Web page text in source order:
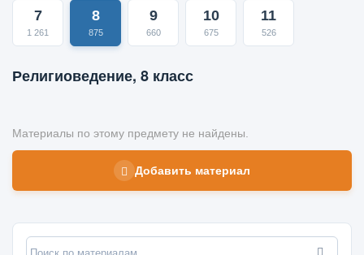
7
1 261
8
875
9
660
10
675
11
526
Религиоведение, 8 класс
Материалы по этому предмету не найдены.
Добавить материал